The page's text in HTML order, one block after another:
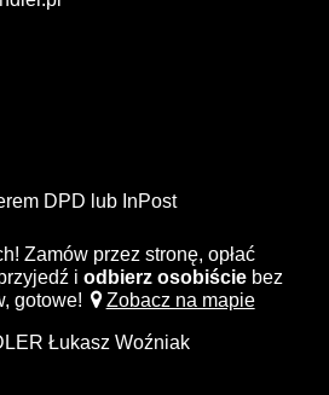
DPD lub InPost
Zamów przez stronę, opłać
i odbierz osobiście bez
gotowe!
Zobacz na mapie
Łukasz Woźniak